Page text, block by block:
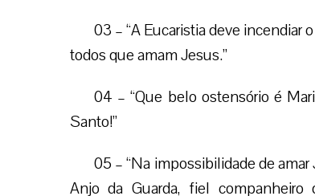
03 – “A Eucaristia deve incendiar
todos que amam Jesus.”
04 – “Que belo ostensório é
Santo!”
05 – “Na impossibilidade de
Anjo da Guarda, fiel companheiro